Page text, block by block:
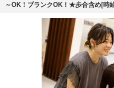
～OK！ブランクOK！★歩合含め[時